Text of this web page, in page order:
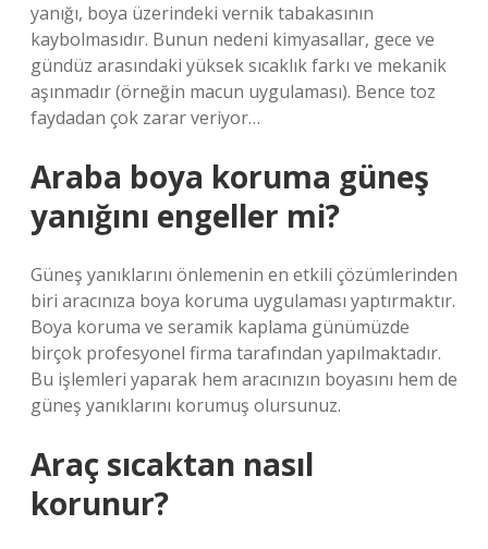
yanığı, boya üzerindeki vernik tabakasının
kaybolmasıdır. Bunun nedeni kimyasallar, gece ve
gündüz arasındaki yüksek sıcaklık farkı ve mekanik
aşınmadır (örneğin macun uygulaması). Bence toz
faydadan çok zarar veriyor…
Araba boya koruma güneş
yanığını engeller mi?
Güneş yanıklarını önlemenin en etkili çözümlerinden
biri aracınıza boya koruma uygulaması yaptırmaktır.
Boya koruma ve seramik kaplama günümüzde
birçok profesyonel firma tarafından yapılmaktadır.
Bu işlemleri yaparak hem aracınızın boyasını hem de
güneş yanıklarını korumuş olursunuz.
Araç sıcaktan nasıl
korunur?